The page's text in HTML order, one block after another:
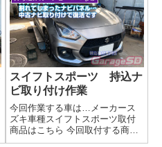
ディスプレイオーディオ...
スイフトスポーツ 持込ナ
ビ取り付け作業
今回作業する車は…メーカース
ズキ車種スイフトスポーツ取付
商品はこちら 今回取付する商品
は…カロッツェリア AVIC-